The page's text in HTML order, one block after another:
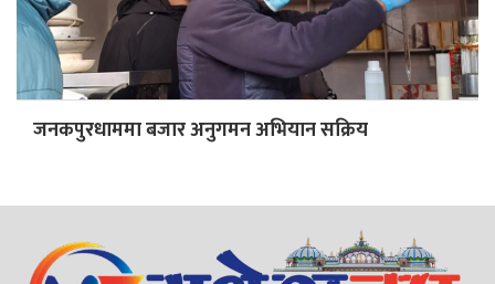
जनकपुरधाममा बजार अनुगमन अभियान सक्रिय